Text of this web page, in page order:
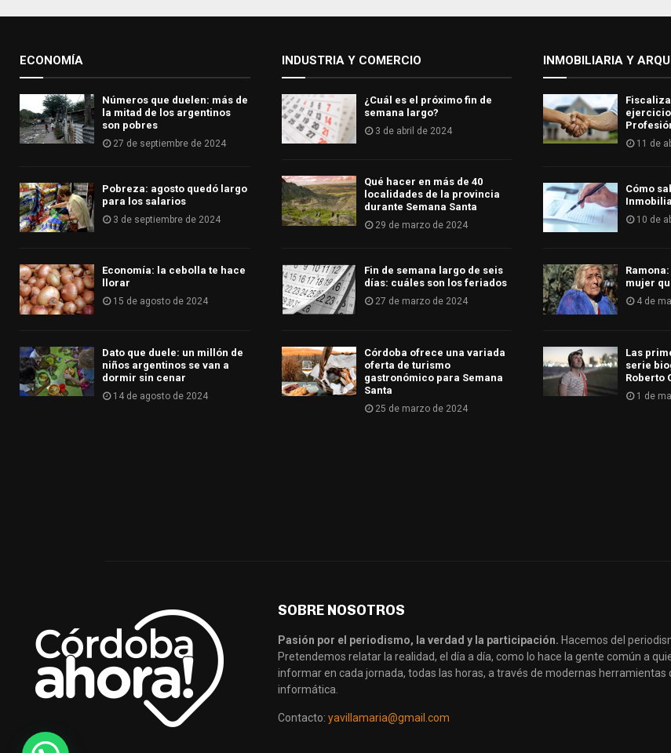
ECONOMÍA
Números que duelen: más de
la mitad de los argentinos
son pobres
27 de septiembre de 2024
Pobreza: agosto quedó largo
para los salarios
3 de septiembre de 2024
Economía: la cebolla te hace
llorar
15 de agosto de 2024
Dato que duele: un millón de
niños argentinos se van a
dormir sin cenar
14 de agosto de 2024
INDUSTRIA Y COMERCIO
¿Cuál es el próximo fin de
semana largo?
3 de abril de 2024
Qué hacer en más de 40
localidades de la provincia
durante Semana Santa
29 de marzo de 2024
Fin de semana largo de seis
días: cuáles son los feriados
27 de marzo de 2024
Córdoba ofrece una variada
oferta de turismo
gastronómico para Semana
Santa
25 de marzo de 2024
INMOBILIARIA Y
11 de
Cómo
10 de
mujer
4 de
Las
serie
Roberto
1 de
SOBRE NOSOTROS
Pasión por el periodismo, la verdad y la participación. Hacemos del
Pretendemos relatar la realidad, el día a día, como lo hace la gente común a
informar en cada jornada, todas las horas, a través de modernas herramientas
informática.
Contacto: yavillamaria@gmail.com